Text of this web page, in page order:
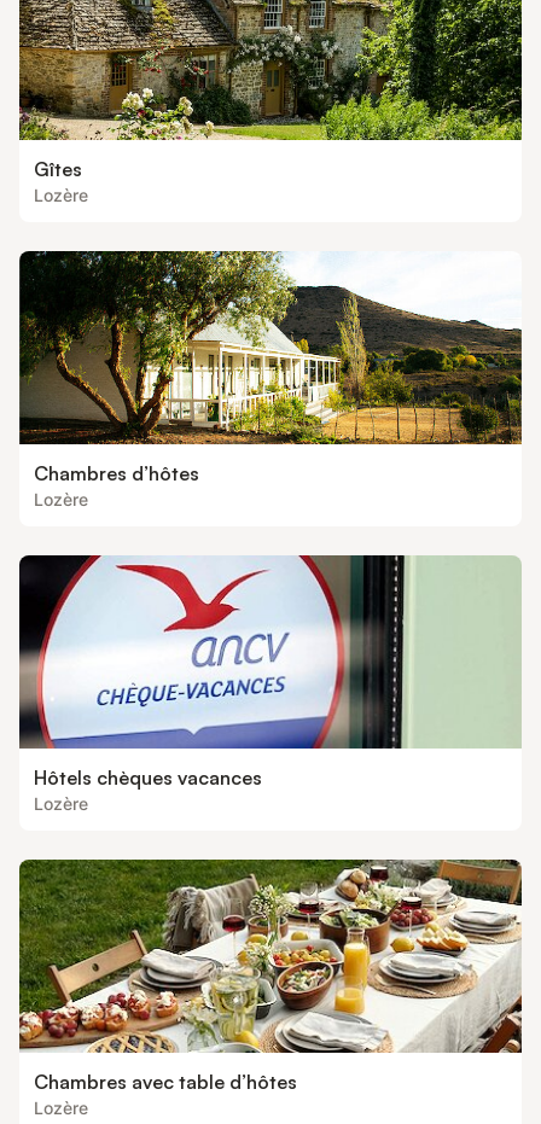
Gîtes
Lozère
Chambres d’hôtes
Lozère
Hôtels chèques vacances
Lozère
Chambres avec table d’hôtes
Lozère